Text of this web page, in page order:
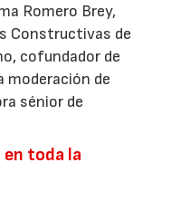
Romero Brey,
Constructivas de
cofundador de
moderación de
sénior de
toda la